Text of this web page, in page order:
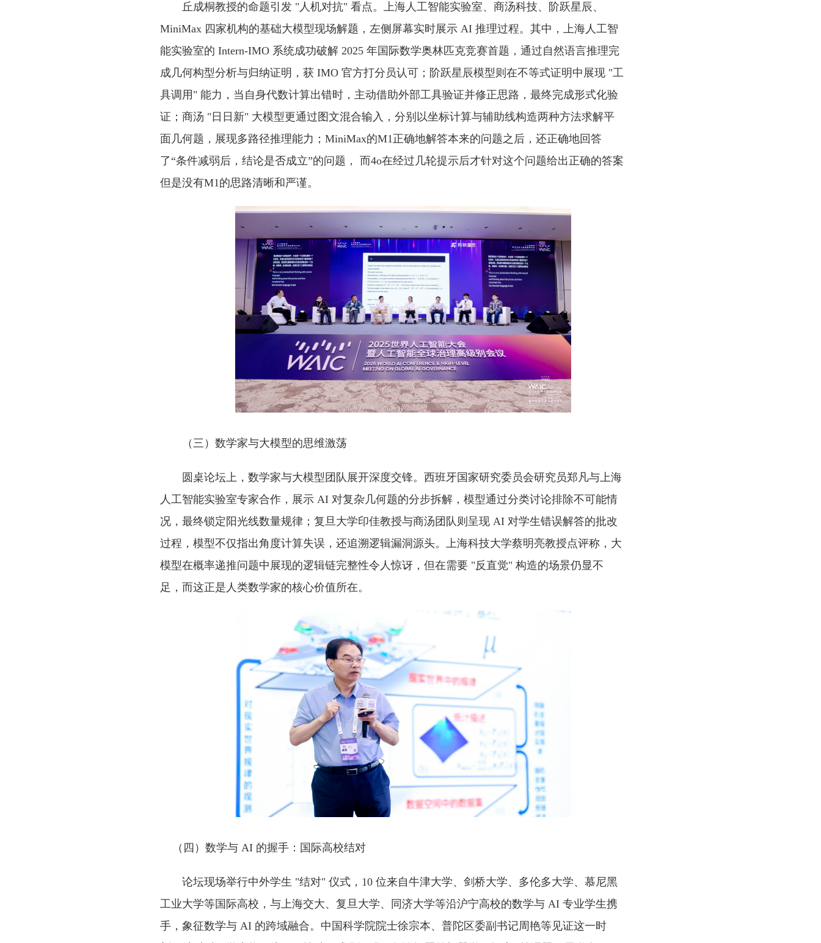
丘成桐教授的命题引发 "人机对抗" 看点。上海人工智能实验室、商汤科技、阶跃星辰、
MiniMax 四家机构的基础大模型现场解题，左侧屏幕实时展示 AI 推理过程。其中，上海人工智
能实验室的 Intern-IMO 系统成功破解 2025 年国际数学奥林匹克竞赛首题，通过自然语言推理完
成几何构型分析与归纳证明，获 IMO 官方打分员认可；阶跃星辰模型则在不等式证明中展现 "工
具调用" 能力，当自身代数计算出错时，主动借助外部工具验证并修正思路，最终完成形式化验
证；商汤 "日日新" 大模型更通过图文混合输入，分别以坐标计算与辅助线构造两种方法求解平
面几何题，展现多路径推理能力；MiniMax的M1正确地解答本来的问题之后，还正确地回答
了“条件减弱后，结论是否成立”的问题， 而4o在经过几轮提示后才针对这个问题给出正确的答案
但是没有M1的思路清晰和严谨。
（三）数学家与大模型的思维激荡
圆桌论坛上，数学家与大模型团队展开深度交锋。西班牙国家研究委员会研究员郑凡与上海
人工智能实验室专家合作，展示 AI 对复杂几何题的分步拆解，模型通过分类讨论排除不可能情
况，最终锁定阳光线数量规律；复旦大学印佳教授与商汤团队则呈现 AI 对学生错误解答的批改
过程，模型不仅指出角度计算失误，还追溯逻辑漏洞源头。上海科技大学蔡明亮教授点评称，大
模型在概率递推问题中展现的逻辑链完整性令人惊讶，但在需要 "反直觉" 构造的场景仍显不
足，而这正是人类数学家的核心价值所在。
（四）数学与 AI 的握手：国际高校结对
论坛现场举行中外学生 "结对" 仪式，10 位来自牛津大学、剑桥大学、多伦多大学、慕尼黑
工业大学等国际高校，与上海交大、复旦大学、同济大学等沿沪宁高校的数学与 AI 专业学生携
手，象征数学与 AI 的跨域融合。中国科学院院士徐宗本、普陀区委副书记周艳等见证这一时